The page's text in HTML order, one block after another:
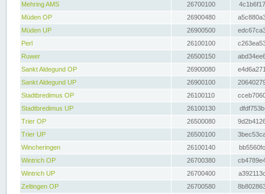
Mehring AMS
26700100
Müden OP
26900480
Müden UP
26900500
Perl
26100100
Ruwer
26500150
Sankt Aldegund OP
26900080
Sankt Aldegund UP
26900100
Stadtbredimus OP
26100110
Stadtbredimus UP
26100130
Trier OP
26500080
Trier UP
26500100
Wincheringen
26100140
Wintrich OP
26700380
Wintrich UP
26700400
Zeltingen OP
26700580